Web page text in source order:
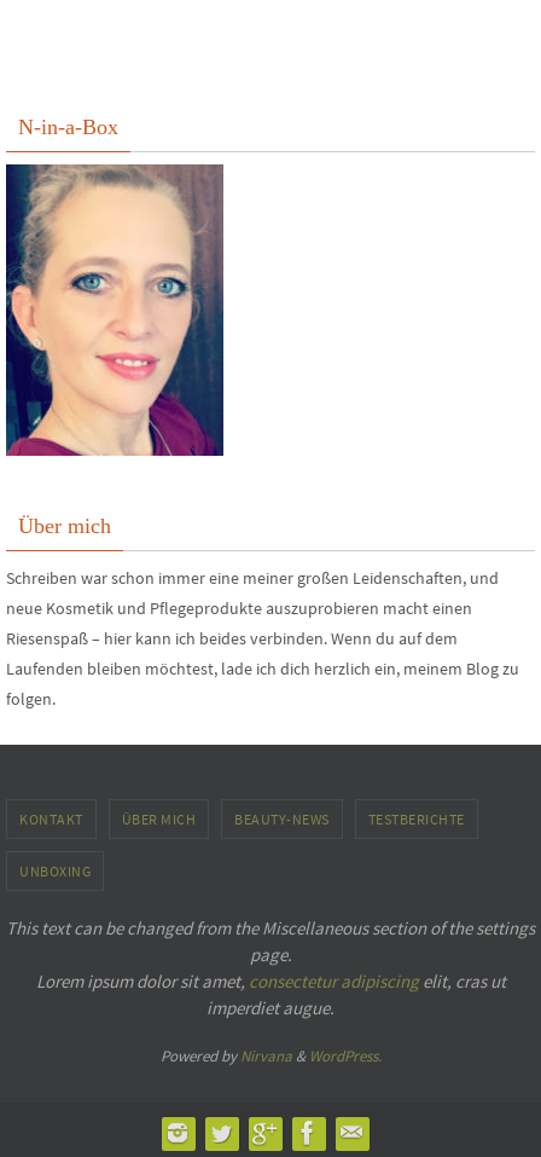
N-in-a-Box
Über mich
Schreiben war schon immer eine meiner großen Leidenschaften, und
neue Kosmetik und Pflegeprodukte auszuprobieren macht einen
Riesenspaß – hier kann ich beides verbinden. Wenn du auf dem
Laufenden bleiben möchtest, lade ich dich herzlich ein, meinem Blog zu
folgen.
KONTAKT ÜBER MICH BEAUTY-NEWS TESTBERICHTE
UNBOXING
This text can be changed from the Miscellaneous section of the settings
page.
Lorem ipsumdolor sit amet, consectetur adipiscingelit, cras ut
imperdiet augue.
Powered byNirvana& WordPress.